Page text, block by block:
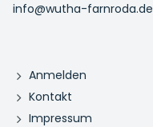
info@wutha-farnroda.de
Anmelden
Kontakt
Impressum